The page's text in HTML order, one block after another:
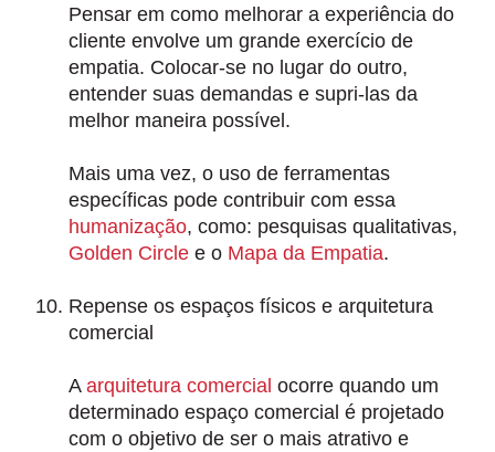
Pensar em como melhorar a experiência do
cliente envolve um grande exercício de
empatia. Colocar-se no lugar do outro,
entender suas demandas e supri-las da
melhor maneira possível.
Mais uma vez, o uso de ferramentas
específicas pode contribuir com essa
humanização, como: pesquisas qualitativas,
Golden Circle e o Mapa da Empatia.
Repense os espaços físicos e arquitetura
comercial
Aarquitetura comercial ocorre quando um
determinadoespaço comercial é projetado
com o objetivo de ser o mais atrativo e